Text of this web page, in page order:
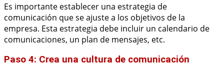
Es importante establecer una estrategia de
comunicación que se ajuste a los objetivos de la
empresa. Esta estrategia debe incluir un calendario de
comunicaciones, un plan de mensajes, etc.
Paso 4: Crea una cultura de comunicación